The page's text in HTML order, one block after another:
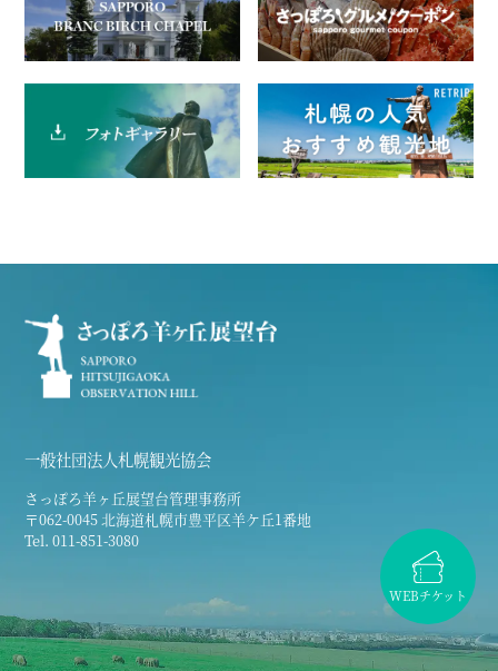
WEBチケット
一般社団法人札幌観光協会
さっぽろ羊ヶ丘展望台管理事務所
〒062-0045 北海道札幌市豊平区羊ケ丘1番地
Tel. 011-851-3080